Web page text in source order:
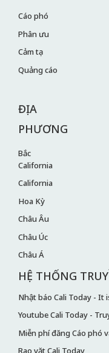
Cáo phó
Phân ưu
Cảm tạ
Quảng cáo
ĐỊA
PHƯƠNG
Bắc
California
California
Hoa Kỳ
Châu Âu
Châu Úc
Châu Á
HỆ THỐNG
Nhật báo Cali Today - It
Youtube Cali Today -
Miễn phí đăng Cáo phó
Rao vặt Cali Today